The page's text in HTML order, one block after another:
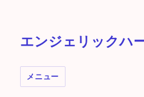
エンジェリックハ
メニュー